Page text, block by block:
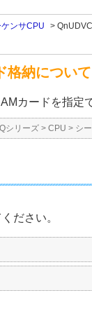
ケンサCPU >
格納について
カードを指定
シリーズ > CPU > シ
ださい。